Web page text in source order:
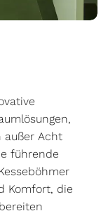
außer Acht
führende
Komfort, die